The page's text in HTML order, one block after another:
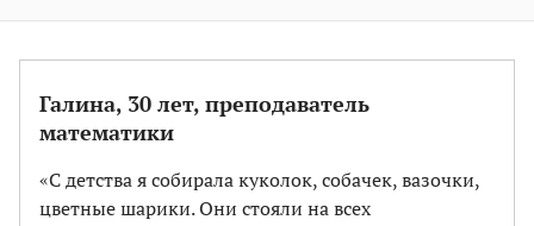
Галина, 30 лет, преподаватель
математики
«С детства я собирала куколок, собачек, вазочки,
цветные шарики. Они стояли на всех